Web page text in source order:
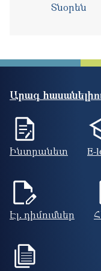
Տնօրեն
Արագ
Ինտրանետ E-
Էլ. դիմումներ